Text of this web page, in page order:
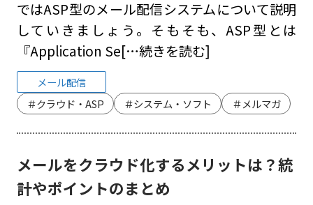
ではASP型のメール配信システムについて説明
していきましょう。そもそも、ASP型とは
『Application Se[…続きを読む]
メール配信
＃クラウド・ASP
＃システム・ソフト ＃メルマガ
メールをクラウド化するメリットは？統
計やポイントのまとめ